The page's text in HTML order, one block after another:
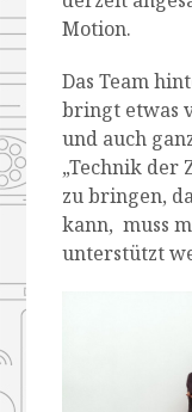
Motion.
Das Team
bringt etwas
und auch
„Technik der
zu bringen,
kann, muss
unterstützt